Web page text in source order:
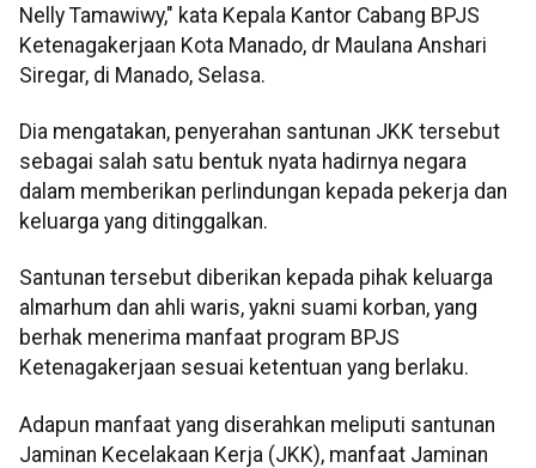
Nelly Tamawiwy," kata Kepala Kantor Cabang BPJS
Ketenagakerjaan Kota Manado, dr Maulana Anshari
Siregar, di Manado, Selasa.
Dia mengatakan, penyerahan santunan JKK tersebut
sebagai salah satu bentuk nyata hadirnya negara
dalam memberikan perlindungan kepada pekerja dan
keluarga yang ditinggalkan.
Santunan tersebut diberikan kepada pihak keluarga
almarhum dan ahli waris, yakni suami korban, yang
berhak menerima manfaat program BPJS
Ketenagakerjaan sesuai ketentuan yang berlaku.
Adapun manfaat yang diserahkan meliputi santunan
Jaminan Kecelakaan Kerja (JKK), manfaat Jaminan